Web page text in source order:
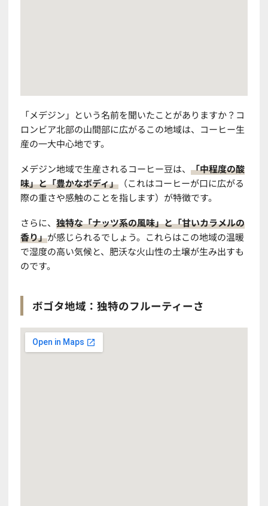
「メデジン」という名前を聞いたことがありますか？コ
ロンビア北部の山間部に広がるこの地域は、コーヒー生
産の一大中心地です。
メデジン地域で生産されるコーヒー豆は、 「中程度の酸
味」と「豊かなボディ」 （これはコーヒーが口に広がる
際の重さや感触のことを指します）が特徴です。
さらに、 独特な「ナッツ系の風味」と「甘いカラメルの
香り」が感じられるでしょう。これらはこの地域の温暖
で湿度の高い気候と、肥沃な火山性の土壌が生み出すも
のです。
ボゴタ地域：独特のフルーティーさ